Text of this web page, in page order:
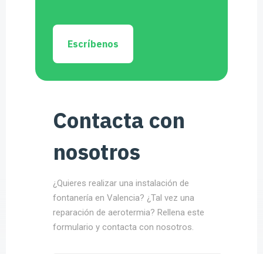
Escríbenos
Contacta con
nosotros
¿Quieres realizar una instalación de
fontanería en Valencia? ¿Tal vez una
reparación de aerotermia? Rellena este
formulario y contacta con nosotros.